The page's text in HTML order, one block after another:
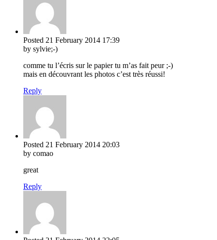
Posted 21 February 2014 17:39
by sylvie;-)
comme tu l’écris sur le papier tu m’as fait peur ;-)
mais en découvrant les photos c’est très réussi!
Reply
Posted 21 February 2014 20:03
by comao
great
Reply